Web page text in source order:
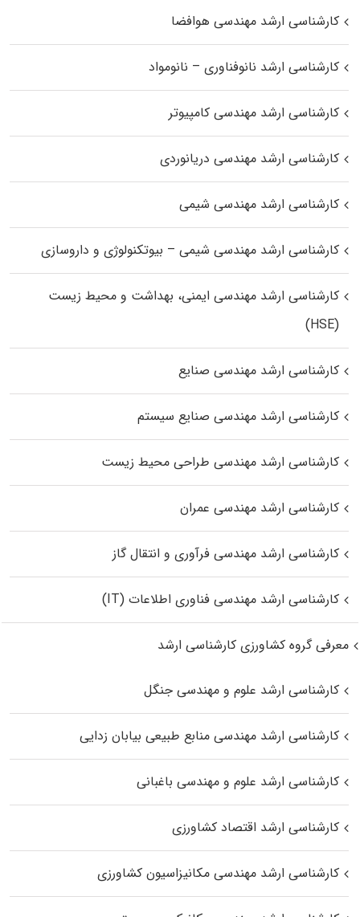
کارشناسی ارشد مهندسی هوافضا
کارشناسی ارشد نانوفناوری – نانومواد
کارشناسی ارشد مهندسی کامپیوتر
کارشناسی ارشد مهندسی دریانوردی
کارشناسی ارشد مهندسی شیمی
کارشناسی ارشد مهندسی شیمی – بیوتکنولوژی و داروسازی
کارشناسی ارشد مهندسی ایمنی، بهداشت و محیط زیست
(HSE)
کارشناسی ارشد مهندسی صنایع
کارشناسی ارشد مهندسی صنایع سیستم
کارشناسی ارشد مهندسی طراحی محیط زیست
کارشناسی ارشد مهندسی عمران
کارشناسی ارشد مهندسی فرآوری و انتقال گاز
کارشناسی ارشد مهندسی فناوری اطلاعات (IT)
معرفی گروه کشاورزی کارشناسی ارشد
کارشناسی ارشد علوم و مهندسی جنگل
کارشناسی ارشد مهندسی منابع طبیعی بیابان زدایی
کارشناسی ارشد علوم و مهندسی باغبانی
کارشناسی ارشد اقتصاد کشاورزی
کارشناسی ارشد مهندسی مکانیزاسیون کشاورزی